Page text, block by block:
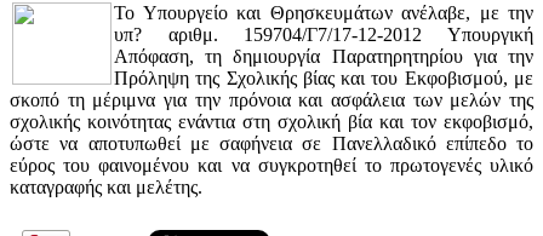
Το Υπουργείο και Θρησκευμάτων ανέλαβε, με την
υπ? αριθμ. 159704/Γ7/17-12-2012 Υπουργική
Απόφαση, τη δημιουργία Παρατηρητηρίου για την
Πρόληψη της Σχολικής βίας και του Εκφοβισμού, με
σκοπό τη μέριμνα για την πρόνοια και ασφάλεια των μελών της
σχολικής κοινότητας ενάντια στη σχολική βία και τον εκφοβισμό,
ώστε να αποτυπωθεί με σαφήνεια σε Πανελλαδικό επίπεδο το
εύρος του φαινομένου και να συγκροτηθεί το πρωτογενές υλικό
καταγραφής και μελέτης.